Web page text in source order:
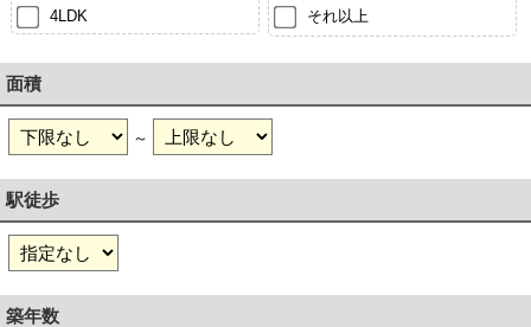
4LDK それ以上
面積
～
駅徒歩
築年数